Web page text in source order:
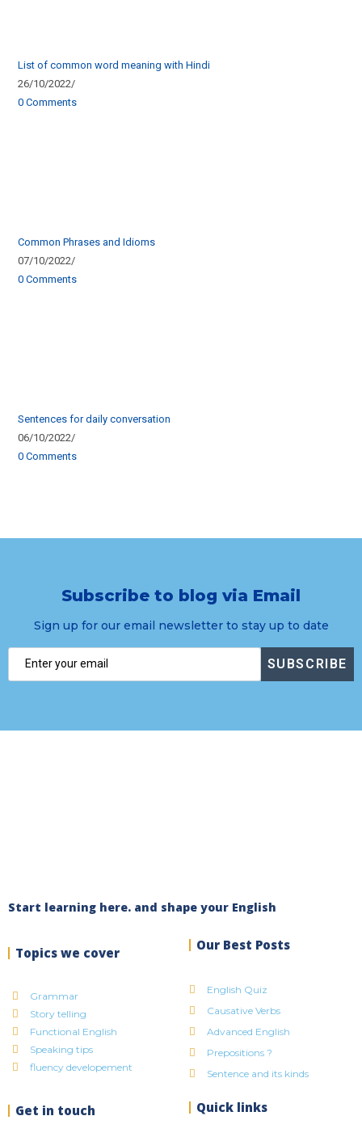
List of common word meaning with Hindi
26/10/2022/
0 Comments
Common Phrases and Idioms
07/10/2022/
0 Comments
Sentences for daily conversation
06/10/2022/
0 Comments
Subscribe to blog via Email
Sign up for our email newsletter to stay up to date
SUBSCRIBE
Start learning here. and shape your English
Topics we cover
Grammar
Story telling
Functional English
Speaking tips
fluency developement
Our Best Posts
English Quiz
Causative Verbs
Advanced English
Prepositions ?
Sentence and its kinds
Get in touch Quick links